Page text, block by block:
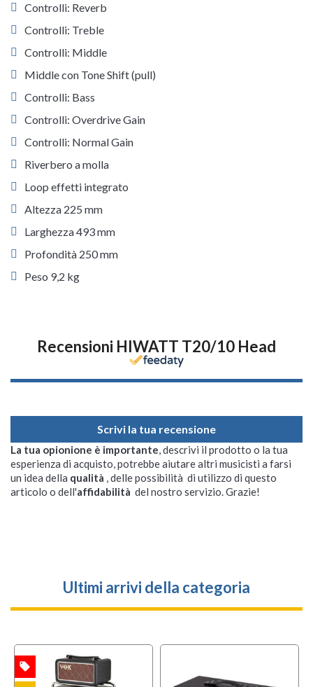
Controlli: Reverb
Controlli: Treble
Controlli: Middle
Middle con Tone Shift (pull)
Controlli: Bass
Controlli: Overdrive Gain
Controlli: Normal Gain
Riverbero a molla
Loop effetti integrato
Altezza 225 mm
Larghezza 493 mm
Profondità 250 mm
Peso 9,2 kg
Recensioni HIWATT T20/10 Head
Scrivi la tua recensione
La tua opionione è importante, descrivi il prodotto o la tua
esperienza di acquisto, potrebbe aiutare altri musicisti a farsi
un idea della qualità , delle possibilità di utilizzo di questo
articolo o dell'affidabilità del nostro servizio. Grazie!
Ultimi arrivi della categoria
local_offer